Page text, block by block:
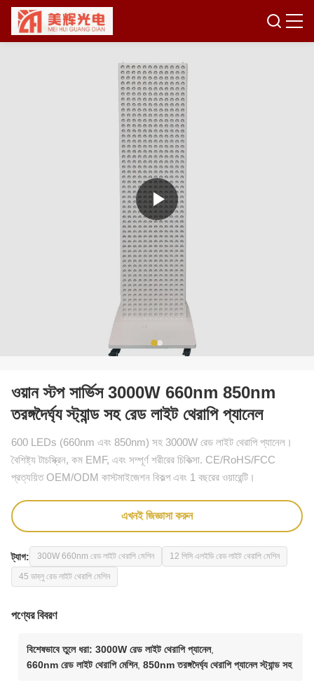
ওয়ান স্টপ সার্ভিস 3000W 660nm 850nm
তরঙ্গদৈর্ঘ্য স্ট্যান্ড সহ রেড লাইট থেরাপি প্যানেল
600 LEDs (660nm এবং 850nm) সহ 3000W রেড লাইট থেরাপি প্যানেল।
বৈশিষ্ট্য টাচস্ক্রিন, কম EMF, এবং সম্পূর্ণ শরীরের চিকিত্সা. CE/RoHS/FCC
প্রত্যয়িত OEM/ODM কাস্টমাইজেশন বিকল্প এবং 1 বছরের ওয়ারেন্টি।
এখনই জিজ্ঞাসা করুন
ট্যাগ: 300W 660nm রেড লাইট থেরাপি মেশিন 12 পিসি এলইডি রেড লাইট থেরাপি মেশিন
45 ডাব্লু রেড লাইট থেরাপি মেশিন
পণ্যের বিবরণ
বিশেষভাবে তুলে ধরা: 3000W রেড লাইট থেরাপি প্যানেল,
660nm রেড লাইট থেরাপি মেশিন, 850nm তরঙ্গদৈর্ঘ্য থেরাপি প্যানেল স্ট্যান্ড সহ